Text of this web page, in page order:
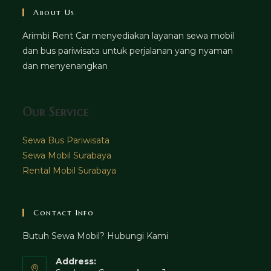
About Us
Arimbi Rent Car menyediakan layanan sewa mobil
dan bus pariwisata untuk perjalanan yang nyaman
dan menyenangkan
Our Service
Sewa Bus Pariwisata
Sewa Mobil Surabaya
Rental Mobil Surabaya
Contact Info
Butuh Sewa Mobil? Hubungi Kami
Address: